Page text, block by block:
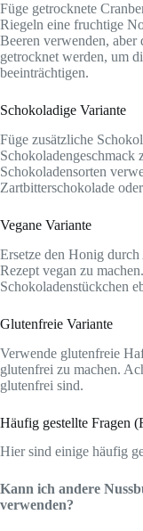
Füge getrocknete
Riegeln eine fruchtige
Beeren verwenden,
getrocknet werden, um
beeinträchtigen.
Schokoladige Variante
Füge zusätzliche
Schokoladengeschmack
Schokoladensorten
Zartbitterschokolade
Vegane Variante
Ersetze den Honig
Rezept vegan zu
Schokoladenstückchen
Glutenfreie Variante
Verwende glutenfreie
glutenfrei zu machen.
glutenfrei sind.
Häufig gestellte Fragen
Hier sind einige häufig
Kann ich andere
verwenden?